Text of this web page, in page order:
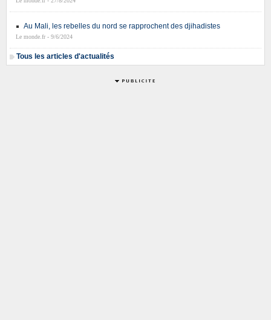
Au Mali, les rebelles du nord se rapprochent des djihadistes
Le monde.fr - 9/6/2024
Tous les articles d'actualités